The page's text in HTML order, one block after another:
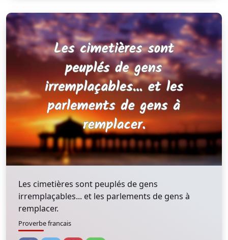
Les cimetières sont peuplés de gens
irremplaçables... et les parlements de gens à
remplacer.
Proverbe francais